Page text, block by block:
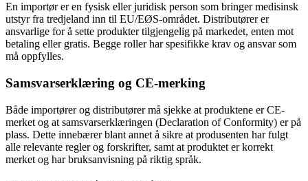
En importør er en fysisk eller juridisk person som bringer medisinsk
utstyr fra tredjeland inn til EU/EØS-området. Distributører er
ansvarlige for å sette produkter tilgjengelig på markedet, enten mot
betaling eller gratis. Begge roller har spesifikke krav og ansvar som
må oppfylles.
Samsvarserklæring og CE-merking
Både importører og distributører må sjekke at produktene er CE-
merket og at samsvarserklæringen (Declaration of Conformity) er på
plass. Dette innebærer blant annet å sikre at produsenten har fulgt
alle relevante regler og forskrifter, samt at produktet er korrekt
merket og har bruksanvisning på riktig språk.